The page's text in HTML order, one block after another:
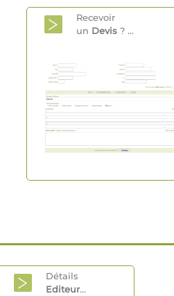
Recevoir
un Devis ? ...
Détails
Editeur...